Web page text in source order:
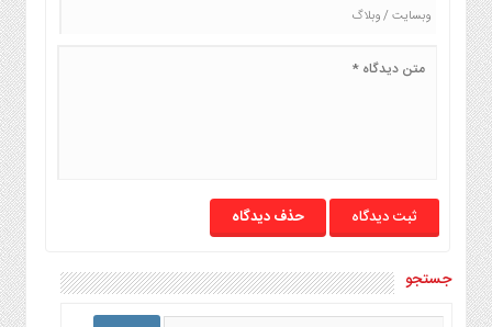
حذف دیدگاه
جستجو